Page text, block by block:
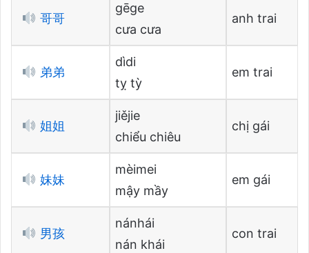
哥哥
gēge
cưa cưa
anh trai
弟弟
dìdi
tỵ tỳ
em trai
姐姐
jiějie
chiểu chiêu
chị gái
妹妹
mèimei
mậy mầy
em gái
男孩
nánhái
nán khái
con trai